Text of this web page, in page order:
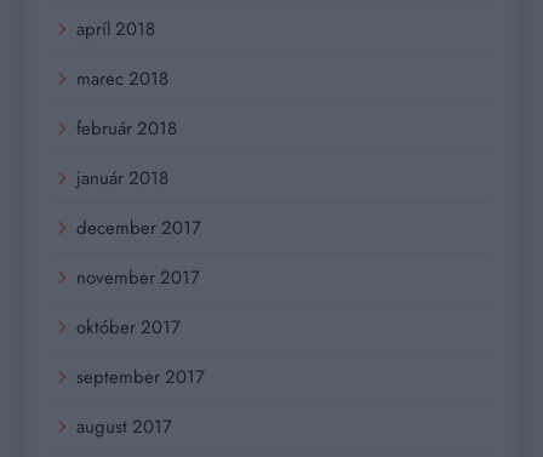
apríl 2018
marec 2018
február 2018
január 2018
december 2017
november 2017
október 2017
september 2017
august 2017